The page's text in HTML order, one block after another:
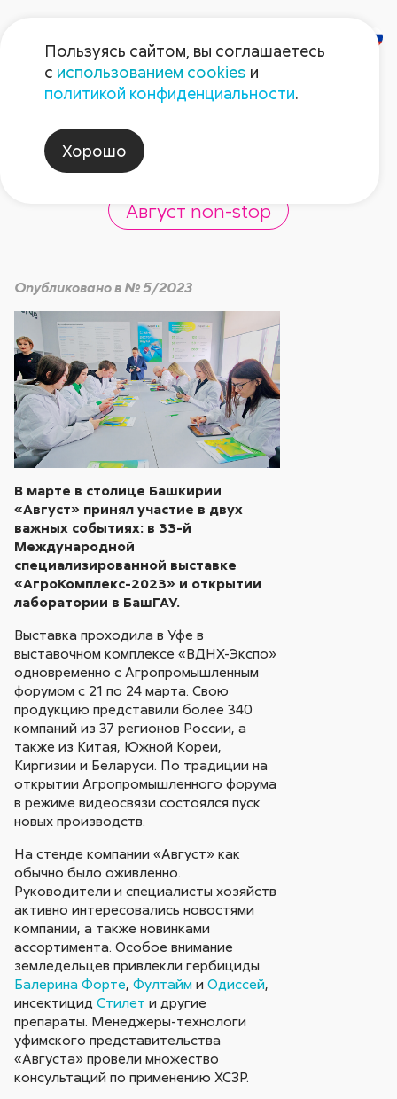
Новости из
Башкирии
Август non-stop
Опубликовано в № 5/2023
В марте в столице Башкирии
«Август» принял участие в двух
важных событиях: в 33-й
Международной
специализированной выставке
«АгроКомплекс-2023» и открытии
лаборатории в БашГАУ.
Выставка проходила в Уфе в
выставочном комплексе «ВДНХ-Экспо»
одновременно с Агропромышленным
форумом с 21 по 24 марта. Свою
продукцию представили более 340
компаний из 37 регионов России, а
также из Китая, Южной Кореи,
Киргизии и Беларуси. По традиции на
открытии Агропромышленного форума
в режиме видеосвязи состоялся пуск
новых производств.
На стенде компании «Август» как
обычно было оживленно.
Руководители и специалисты хозяйств
активно интересовались новостями
компании, а также новинками
ассортимента. Особое внимание
земледельцев привлекли гербициды
Балерина Форте,Фултайм иОдиссей,
инсектицидСтилет и другие
препараты. Менеджеры-технологи
уфимского представительства
«Августа» провели множество
консультаций по применению ХСЗР.
Пользуясь сайтом, вы соглашаетесь
с использованием cookies и
политикой конфиденциальности.
Хорошо